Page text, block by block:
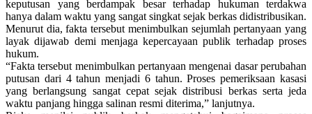
keputusan yang berdampak besar terhadap hukuman terdakwa
hanya dalam waktu yang sangat singkat sejak berkas didistribusikan.
Menurut dia, fakta tersebut menimbulkan sejumlah pertanyaan yang
layak dijawab demi menjaga kepercayaan publik terhadap proses
hukum.
“Fakta tersebut menimbulkan pertanyaan mengenai dasar perubahan
putusan dari 4 tahun menjadi 6 tahun. Proses pemeriksaan kasasi
yang berlangsung sangat cepat sejak distribusi berkas serta jeda
waktu panjang hingga salinan resmi diterima,” lanjutnya.